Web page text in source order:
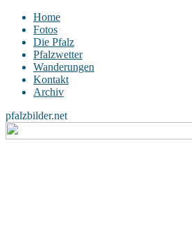
Home
Fotos
Die Pfalz
Pfalzwetter
Wanderungen
Kontakt
Archiv
pfalzbilder.net